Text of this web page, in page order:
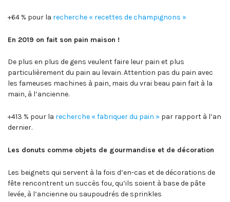
+64 % pour la recherche « recettes de champignons »
En 2019 on fait son pain maison !
De plus en plus de gens veulent faire leur pain et plus
particulièrement du pain au levain. Attention pas du pain avec
les fameuses machines à pain, mais du vrai beau pain fait à la
main, à l’ancienne.
+413 % pour la recherche « fabriquer du pain » par rapport à l’an
dernier.
Les donuts comme objets de gourmandise et de décoration
Les beignets qui servent à la fois d’en-cas et de décorations de
fête rencontrent un succès fou, qu’ils soient à base de pâte
levée, à l’ancienne ou saupoudrés de sprinkles